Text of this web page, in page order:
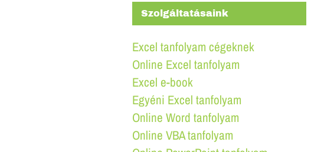
Szolgáltatásaink
Excel tanfolyam cégeknek
Online Excel tanfolyam
Excel e-book
Egyéni Excel tanfolyam
Online Word tanfolyam
Online VBA tanfolyam